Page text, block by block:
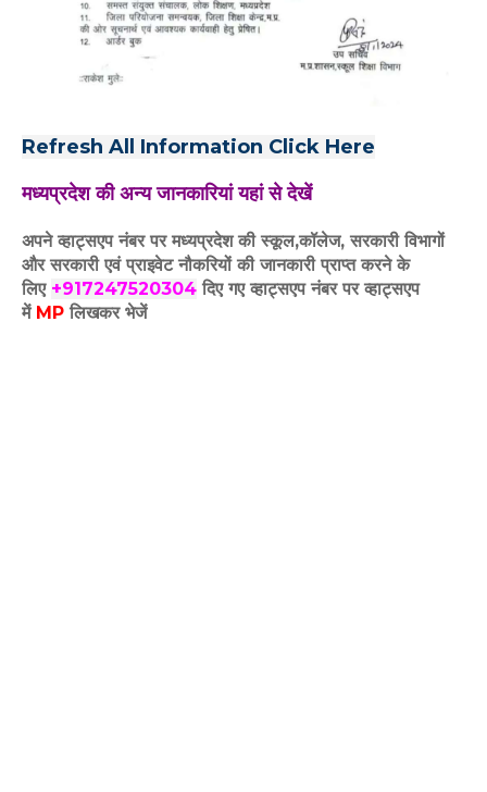
Refresh All Information Click Here
मध्यप्रदेश की अन्य जानकारियां यहां से देखें
अपने व्हाट्सएप नंबर पर मध्यप्रदेश की स्कूल,कॉलेज, सरकारी विभागों
और सरकारी एवं प्राइवेट नौकरियों की जानकारी प्राप्त करने के
लिए +917247520304 दिए गएव्हाट्सएपनंबर पर व्हाट्सएप
में MP लिखकर भेजें